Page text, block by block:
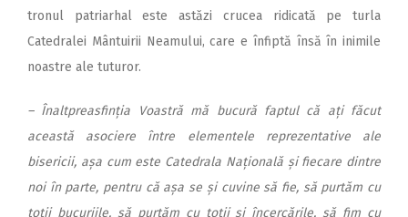
tronul patriarhal este astăzi crucea ridicată pe turla
Catedralei Mântuirii Neamului, care e înfiptă însă în inimile
noastre ale tuturor.
– Înaltpreasfinția Voastră mă bucură faptul că ați făcut
această asociere între elementele reprezentative ale
bisericii, așa cum este Catedrala Națională și fiecare dintre
noi în parte, pentru că așa se și cuvine să fie, să purtăm cu
toții bucuriile, să purtăm cu toții și încercările, să fim cu